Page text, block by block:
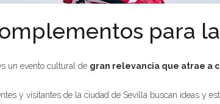
para
un evento cultural de gran relevancia que atrae a
y visitantes de la ciudad de Sevilla buscan ideas y